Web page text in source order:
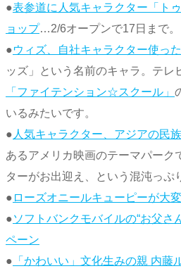
●表参道に人気キャラクター「ト
ョップ…2/6オープンで17日まで。
●ウィズ、自社キャラクター使っ
ッズ」という名前のキャラ。テレ
「ファイテンション☆スクール」
いるみたいです。
● 人気キャラクター、アジアの民
あるアメリカ映画のテーマパーク
ターがお出迎え、という混沌っぷ
● ローズオニールキューピーが大
●ソフトバンクモバイルの“お父さ
ペーン
● 「かわいい」文化生みの親 内藤